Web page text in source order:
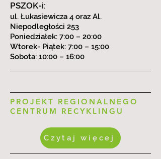
PSZOK-i:
ul. Łukasiewicza 4 oraz Al.
Niepodległości 253
Poniedziałek: 7:00 – 20:00
Wtorek- Piątek: 7:00 – 15:00
Sobota: 10:00 – 16:00
PROJEKT REGIONALNEGO
CENTRUM RECYKLINGU
Czytaj więcej